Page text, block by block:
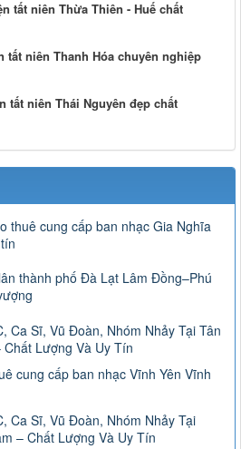
tất niên Thừa Thiên - Huế chất
niên Thanh Hóa chuyên nghiệp
tất niên Thái Nguyên đẹp chất
thuê cung cấp ban nhạc Gia Nghĩa
thành phố Đà Lạt Lâm Đồng–Phú
Ca Sĩ, Vũ Đoàn, Nhóm Nhảy Tại Tân
Chất Lượng Và Uy Tín
cung cấp ban nhạc Vĩnh Yên Vĩnh
Ca Sĩ, Vũ Đoàn, Nhóm Nhảy Tại
– Chất Lượng Và Uy Tín